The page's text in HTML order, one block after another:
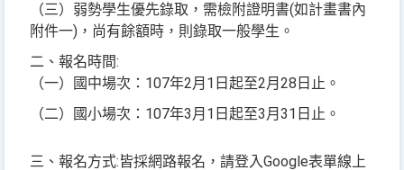
（三）弱勢學生優先錄取，需檢附證明書(如計畫書內
附件一)，尚有餘額時，則錄取一般學生。
二、報名時間:
（一）國中場次：107年2月1日起至2月28日止。
（二）國小場次：107年3月1日起至3月31日止。
三、報名方式:皆採網路報名，請登入Google表單線上